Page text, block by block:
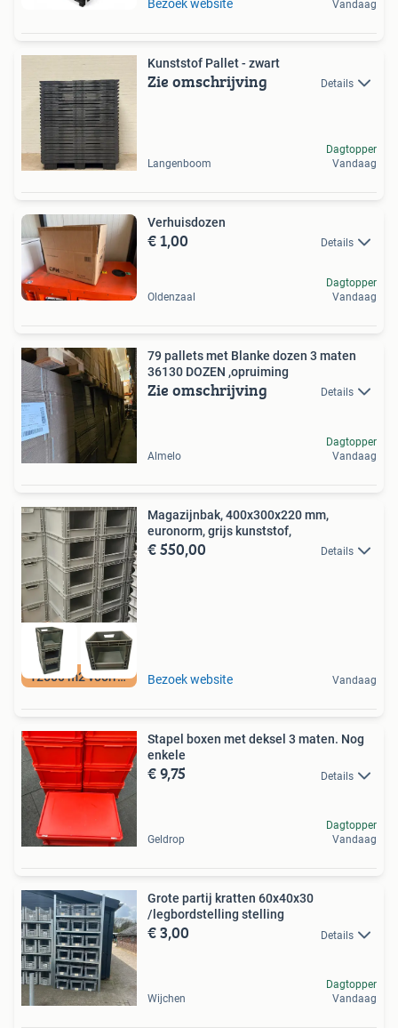
Bezoek website Vandaag
Kunststof Pallet - zwart
Zie omschrijving Details
Langenboom
Dagtopper
Vandaag
Verhuisdozen
€ 1,00 Details
Oldenzaal
Dagtopper
Vandaag
79 pallets met Blanke dozen 3 maten
36130 DOZEN ,opruiming
Zie omschrijving Details
Almelo
Dagtopper
Vandaag
12500 m2 voorraad
Magazijnbak, 400x300x220 mm,
euronorm, grijs kunststof,
€ 550,00 Details
Bezoek website Vandaag
Stapel boxen met deksel 3 maten. Nog
enkele
€ 9,75 Details
Geldrop
Dagtopper
Vandaag
Grote partij kratten 60x40x30
/legbordstelling stelling
€ 3,00 Details
Wijchen
Dagtopper
Vandaag